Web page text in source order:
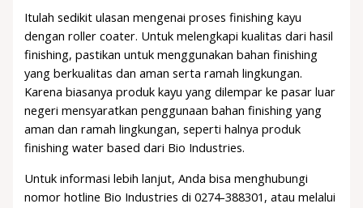
Itulah sedikit ulasan mengenai proses finishing kayu
dengan roller coater. Untuk melengkapi kualitas dari hasil
finishing, pastikan untuk menggunakan bahan finishing
yang berkualitas dan aman serta ramah lingkungan.
Karena biasanya produk kayu yang dilempar ke pasar luar
negeri mensyaratkan penggunaan bahan finishing yang
aman dan ramah lingkungan, seperti halnya produk
finishing water based dari Bio Industries.
Untuk informasi lebih lanjut, Anda bisa menghubungi
nomor hotline Bio Industries di 0274-388301, atau melalui